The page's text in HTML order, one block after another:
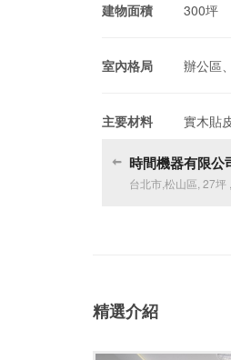
建物面積 300坪
室內格局 辦公區
主要材料 實木貼
時間機器有限公
台北市松山區 27坪
精選介紹